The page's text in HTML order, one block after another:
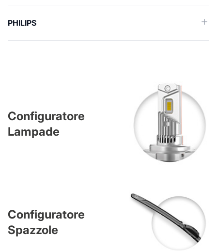
PHILIPS
Configuratore
Lampade
Configuratore
Spazzole